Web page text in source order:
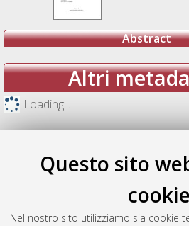
Questo sito
cookie
Nel nostro sito utilizziamo sia cookie
Abstract
Altri
Loading...